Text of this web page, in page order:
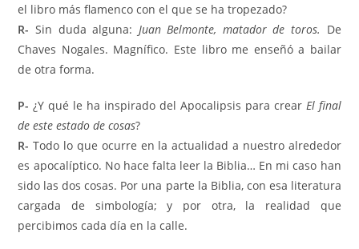
el libro más ﬂamenco con el que se ha tropezado?
R- Sin duda alguna: Juan Belmonte, matador de toros. De
Chaves Nogales. Magnífico. Este libro me enseñó a bailar
de otra forma.
P- ¿Y qué le ha inspirado del Apocalipsis para crear El ﬁnal
de este estado de cosas?
R- Todo lo que ocurre en la actualidad a nuestro alrededor
es apocalíptico. No hace falta leer la Biblia… En mi caso han
sido las dos cosas. Por una parte la Biblia, con esa literatura
cargada de simbología; y por otra, la realidad que
percibimos cada día en la calle.